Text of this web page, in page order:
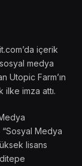
içerik
medya
Utopic Farm’ın
ilke imza attı.
“Sosyal Medya
lisans